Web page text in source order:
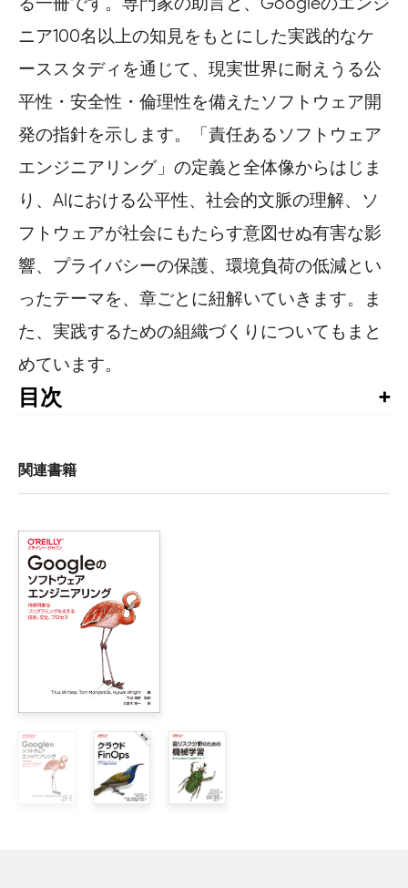
ニア100名以上の知見をもとにした実践的なケ
ーススタディを通じて、現実世界に耐えうる公
平性・安全性・倫理性を備えたソフトウェア開
発の指針を示します。「責任あるソフトウェア
エンジニアリング」の定義と全体像からはじま
り、AIにおける公平性、社会的文脈の理解、ソ
フトウェアが社会にもたらす意図せぬ有害な影
響、プライバシーの保護、環境負荷の低減とい
ったテーマを、章ごとに紐解いていきます。ま
た、実践するための組織づくりについてもまと
めています。
目次
1章　責任あるソフトウェアエンジニアリング：イントロ
        1.1.1　頼れるスペシャリスト
        1.1.2　責任あるエンジニアリングではないものとは？
    1.2　ちょっとした歴史の振り返り
    1.3　責任ある考え方を身につける
    1.4　まとめ
2章　すべての人にとって役立つAIシステムの構築
    2.1　公平性とは何か
        2.2.1　公平性は正確性とは異なる
        2.2.2　公平性は相対的である
        2.2.3　バイアスは常に存在する
関連書籍